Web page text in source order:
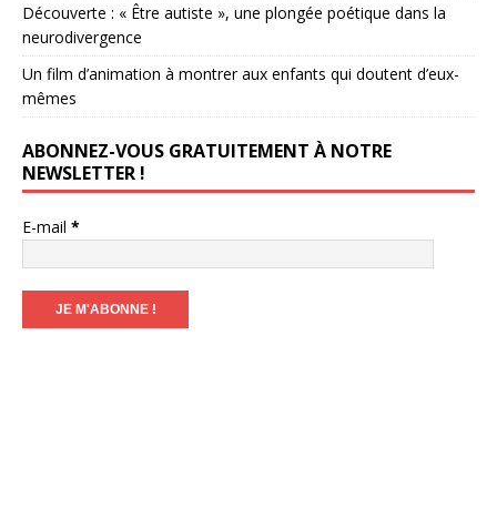
Découverte : « Être autiste », une plongée poétique dans la
neurodivergence
Un film d’animation à montrer aux enfants qui doutent d’eux-
mêmes
ABONNEZ-VOUS GRATUITEMENT À NOTRE
NEWSLETTER !
E-mail *